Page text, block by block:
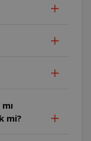
mi?